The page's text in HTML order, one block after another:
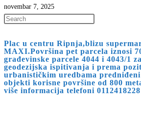
novembar 7, 2025
to
close
the
search
panel.
Plac u centru Ripnja,blizu
MAXI.Površina pet parcela iznosi
građevinske parcele 4044 i 4043/1
geodezijska ispitivanja i prema
urbanističkim uredbama
objekti korisne površine od 800
više informacija telefoni